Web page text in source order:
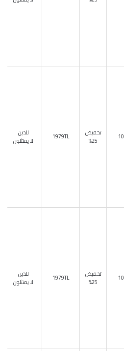
10
تخفيض
25%
1979TL
للذين
لا يمتثلون
10
تخفيض
25%
1979TL
للذين
لا يمتثلون